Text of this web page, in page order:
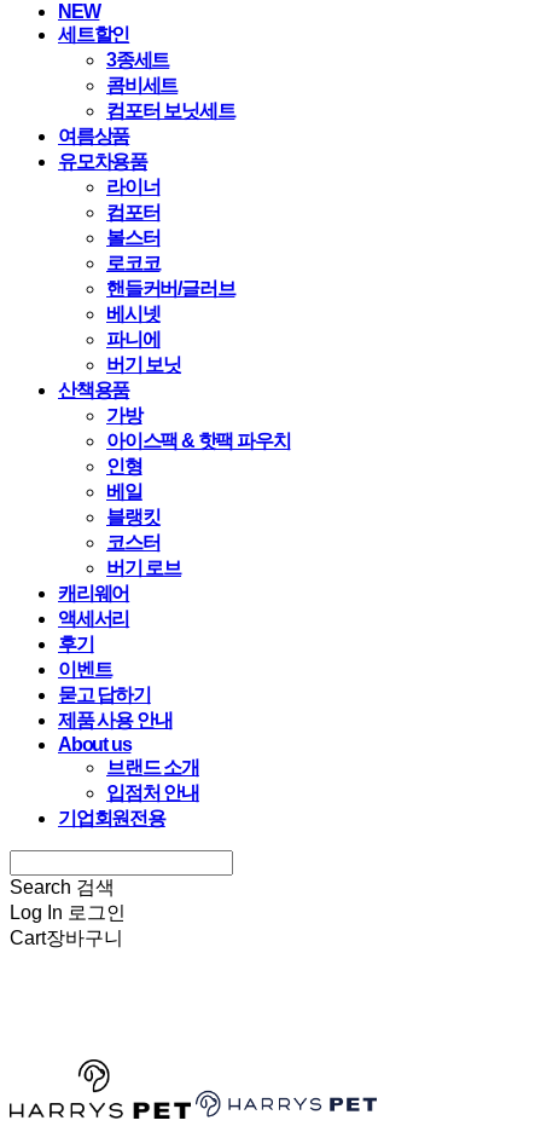
NEW
세트할인
3종세트
콤비세트
컴포터 보닛세트
여름상품
유모차용품
라이너
컴포터
볼스터
로코코
핸들커버/글러브
베시넷
파니에
버기 보닛
산책용품
가방
아이스팩 & 핫팩 파우치
인형
베일
블랭킷
코스터
버기 로브
캐리웨어
액세서리
후기
이벤트
묻고 답하기
제품 사용 안내
About us
브랜드 소개
입점처 안내
기업회원전용
Search 검색
Log In 로그인
Cart장바구니